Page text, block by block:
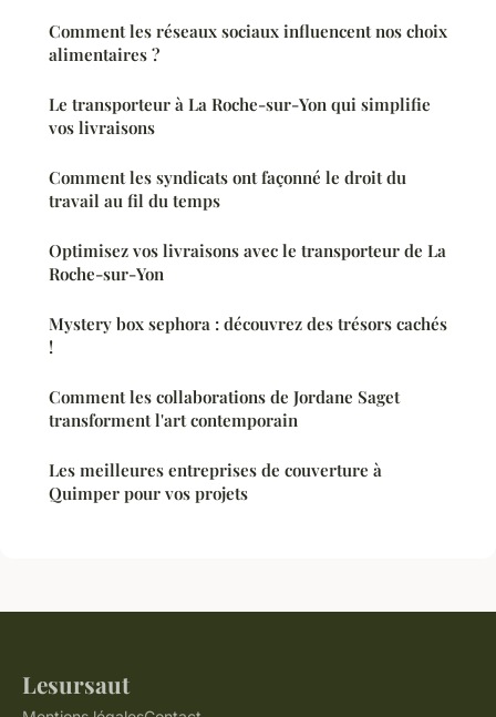
Comment les réseaux sociaux influencent nos choix
alimentaires ?
Le transporteur à La Roche-sur-Yon qui simplifie
vos livraisons
Comment les syndicats ont façonné le droit du
travail au fil du temps
Optimisez vos livraisons avec le transporteur de La
Roche-sur-Yon
Mystery box sephora : découvrez des trésors cachés
!
Comment les collaborations de Jordane Saget
transforment l'art contemporain
Les meilleures entreprises de couverture à
Quimper pour vos projets
Lesursaut